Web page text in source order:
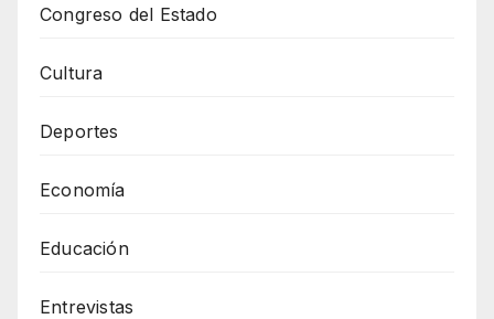
Congreso del Estado
Cultura
Deportes
Economía
Educación
Entrevistas